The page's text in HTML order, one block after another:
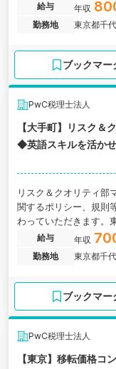
務等について、提案書
ネットワークファーム
書や調査レポートの作
給与 年収
勤務地
東京都千
ブックマー
PwC税理士法人
【大手町】リスク＆
◆英語スキルを活か
リスク＆クオリティ部
関するポリシー、規則
わっていただきます。
給与 年収
勤務地
東京都千
ブックマー
PwC税理士法人
【東京】移転価格コ